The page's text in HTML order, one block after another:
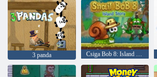
3 panda Csiga Bob 8: Island Story